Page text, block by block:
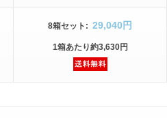
8箱セット : 29,040円
1箱あたり約3,630円